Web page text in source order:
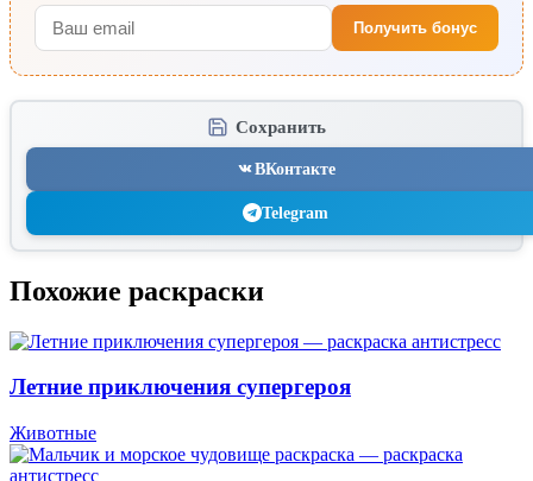
Получить бонус
Сохранить
ВКонтакте
Telegram
Похожие раскраски
Летние приключения супергероя
Животные